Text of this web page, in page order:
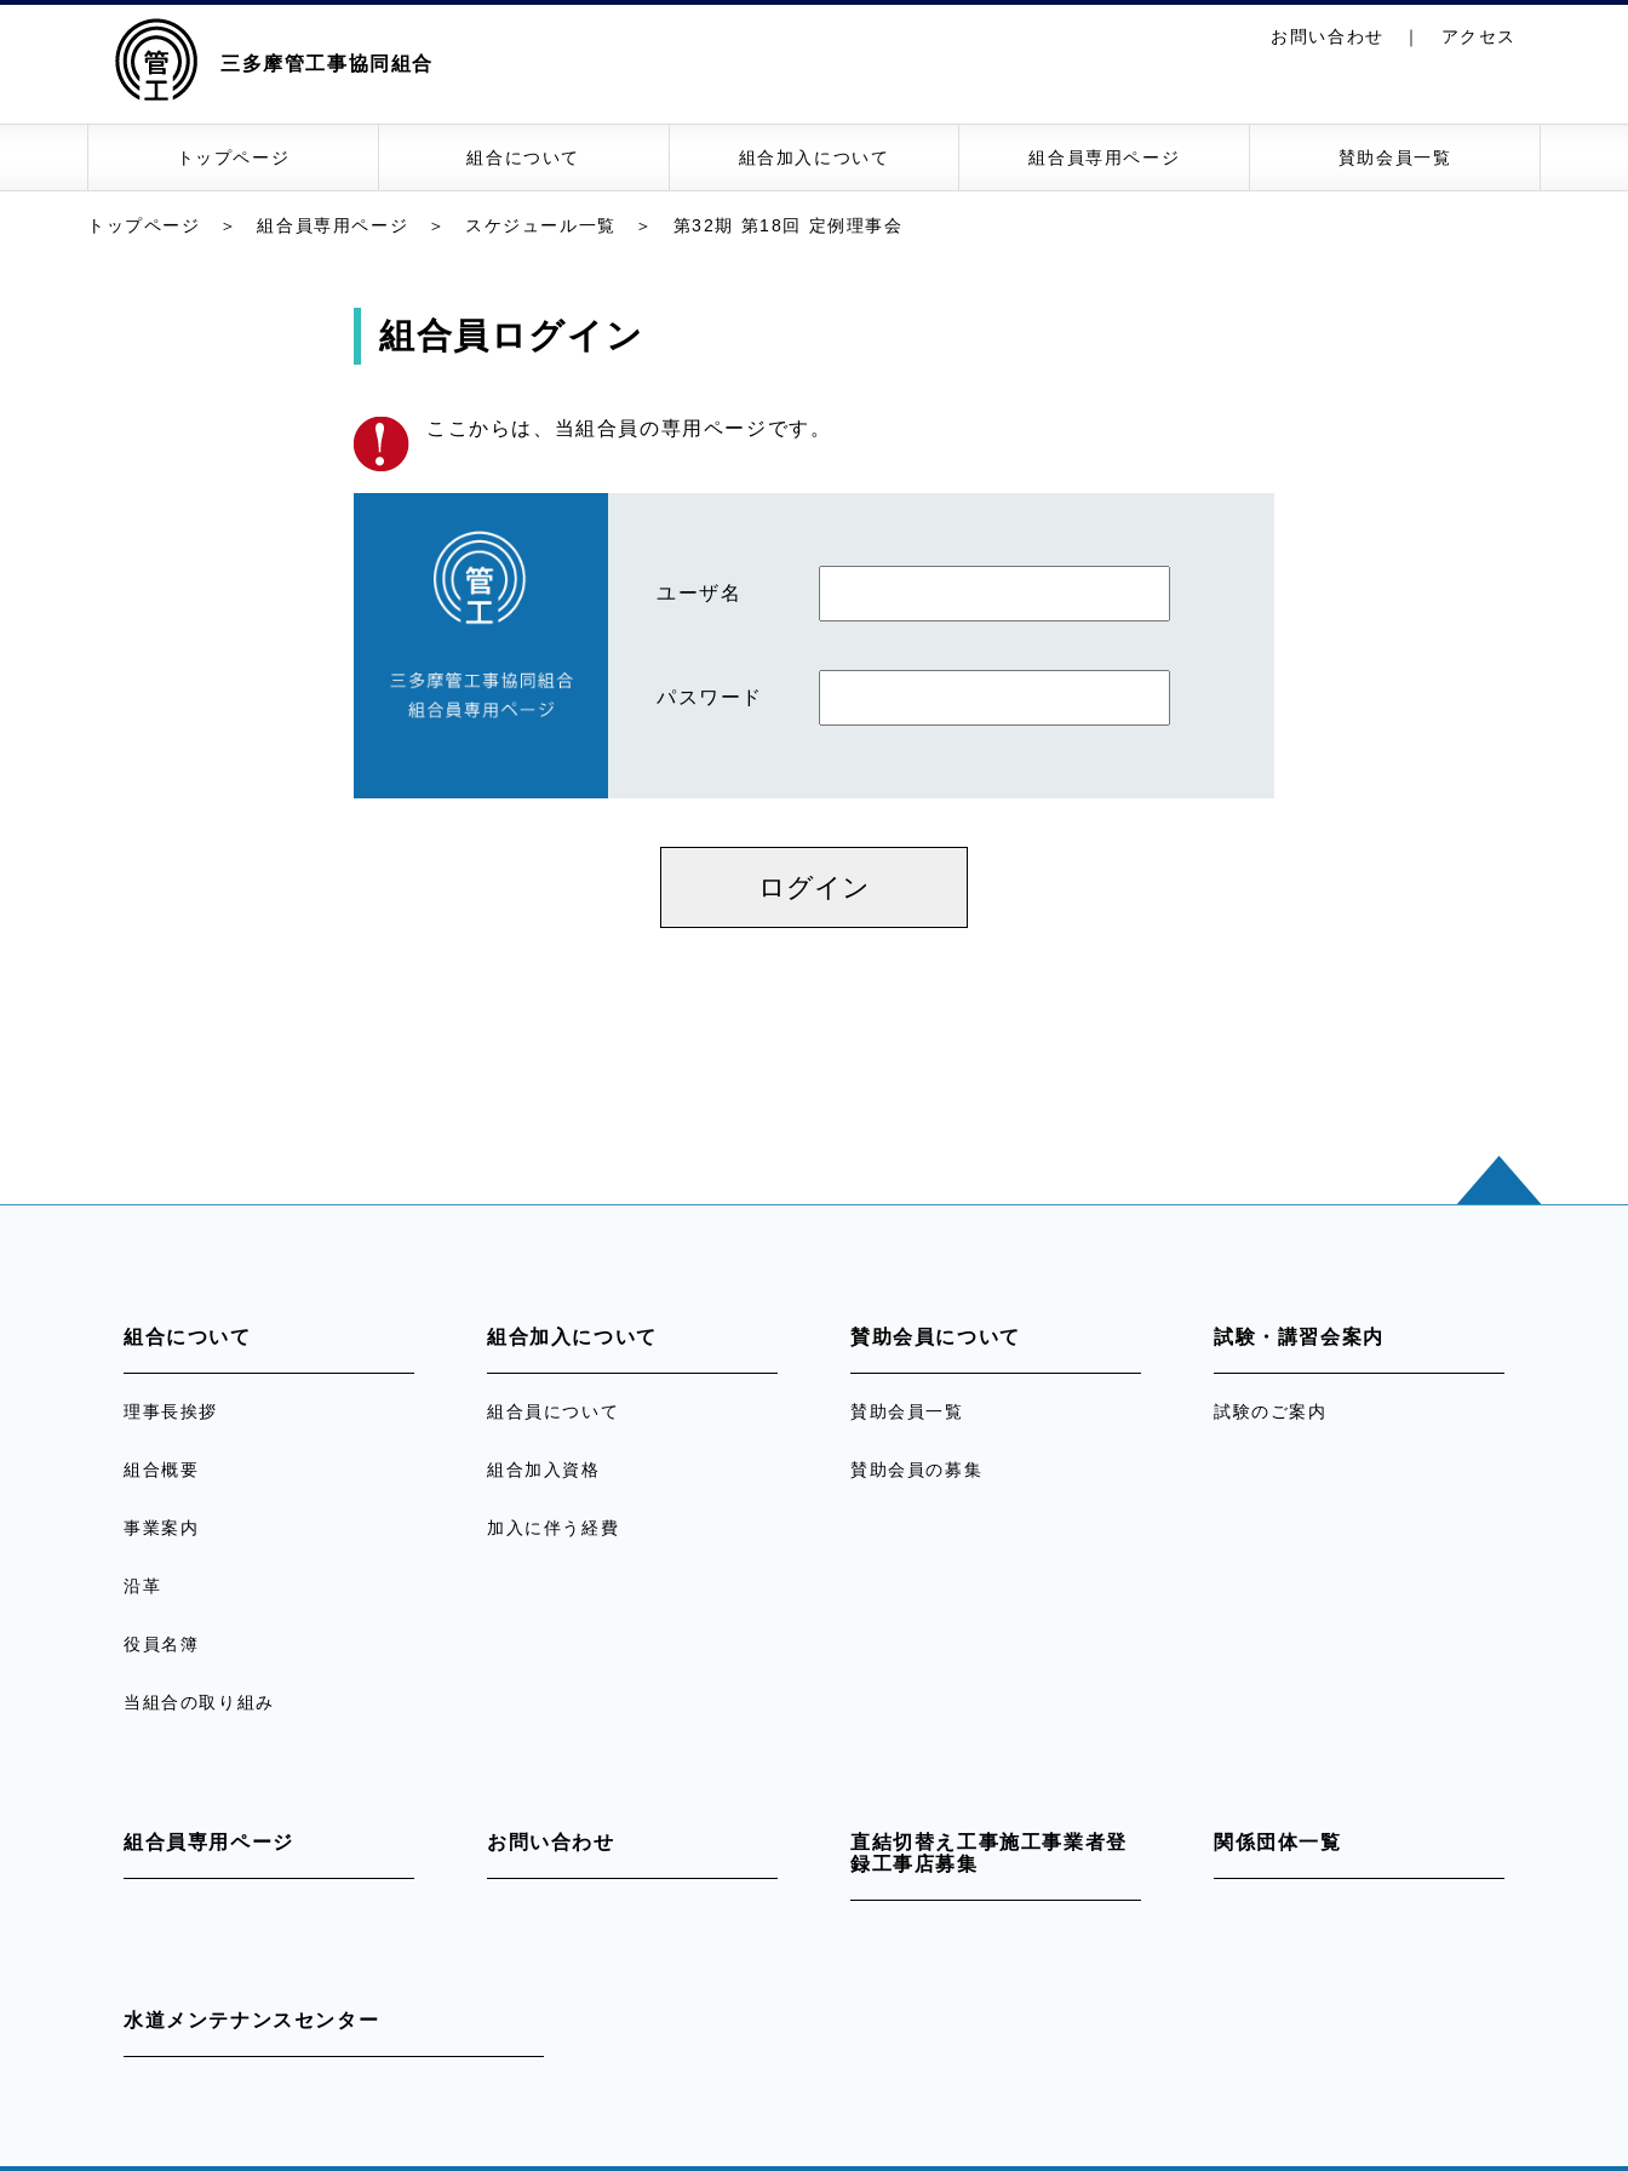
三多摩管工事協同組合
お問い合わせ ｜ アクセス
トップページ 組合について 組合加入について 組合員専用ページ 賛助会員一覧
トップページ ＞組合員専用ページ ＞ スケジュール一覧 ＞ 第32期 第18回 定例理事会
組合員ログイン
ここからは、当組合員の専用ページです。
ユーザ名
パスワード
組合について
理事長挨拶
組合概要
事業案内
沿革
役員名簿
当組合の取り組み
組合加入について
組合員について
組合加入資格
加入に伴う経費
賛助会員について
賛助会員一覧
賛助会員の募集
試験・講習会案内
試験のご案内
組合員専用ページ お問い合わせ
直結切替え工事施工事業者登
録工事店募集
関係団体一覧
水道メンテナンスセンター